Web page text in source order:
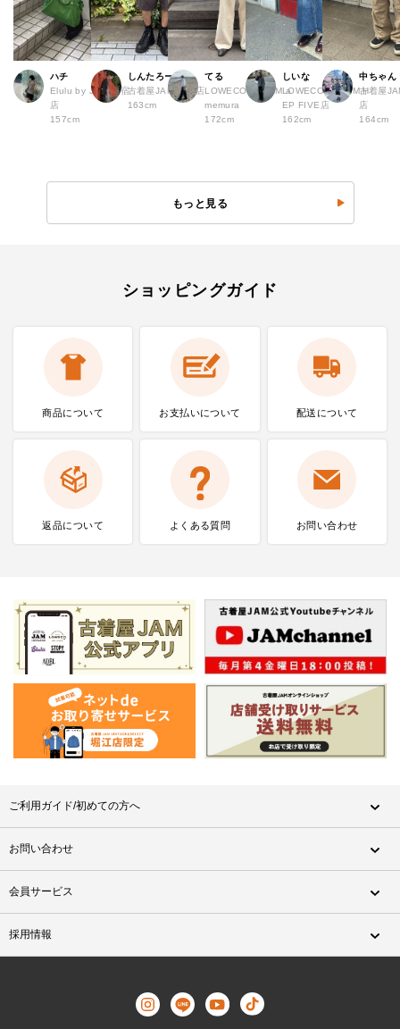
ハチ
Elulu by JAM 原宿
店
157cm
しんたろー
古着屋JAM 仙台店
163cm
てる
LOWECO by JAM a
memura
172cm
しいな
LOWECO by JAM H
EP FIVE店
162cm
中ちゃん
古着屋
店
164cm
もっと見る
ショッピングガイド
商品について お支払いについて 配送について
返品について よくある質問 お問い合わせ
ご利用ガイド/初めての方へ
お問い合わせ
会員サービス
採用情報